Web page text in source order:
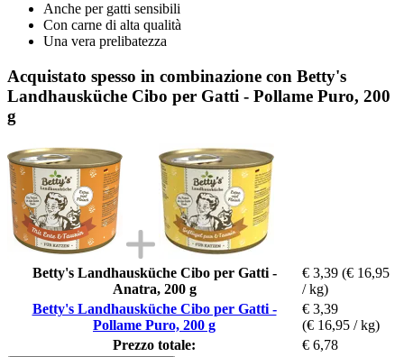
Anche per gatti sensibili
Con carne di alta qualità
Una vera prelibatezza
Acquistato spesso in combinazione con Betty's
Landhausküche Cibo per Gatti - Pollame Puro, 200
g
Betty's Landhausküche Cibo per Gatti -
Anatra, 200 g
€ 3,39 (€ 16,95
/ kg)
Betty's Landhausküche Cibo per Gatti -
Pollame Puro, 200 g
€ 3,39
(€ 16,95 / kg)
Prezzo totale:
€ 6,78